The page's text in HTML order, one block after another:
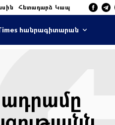
Հետադարձ Կապ
հանրագիտարան